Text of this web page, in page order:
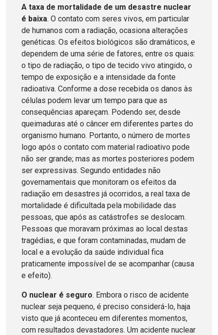
A taxa de mortalidade de um desastre nuclear
é baixa. O contato com seres vivos, em particular
de humanos com a radiação, ocasiona alterações
genéticas. Os efeitos biológicos são dramáticos, e
dependem de uma série de fatores, entre os quais:
o tipo de radiação, o tipo de tecido vivo atingido, o
tempo de exposição e a intensidade da fonte
radioativa. Conforme a dose recebida os danos às
células podem levar um tempo para que as
consequências apareçam. Podendo ser, desde
queimaduras até o câncer em diferentes partes do
organismo humano. Portanto, o número de mortes
logo após o contato com material radioativo pode
não ser grande; mas as mortes posteriores podem
ser expressivas. Segundo entidades não
governamentais que monitoram os efeitos da
radiação em desastres já ocorridos, a real taxa de
mortalidade é dificultada pela mobilidade das
pessoas, que após as catástrofes se deslocam.
Pessoas que moravam próximas ao local destas
tragédias, e que foram contaminadas, mudam de
local e a evolução da saúde individual fica
praticamente impossível de se acompanhar (causa
e efeito).
O nuclear é seguro. Embora o risco de acidente
nuclear seja pequeno, é preciso considerá-lo, haja
visto que já aconteceu em diferentes momentos,
com resultados devastadores. Um acidente nuclear